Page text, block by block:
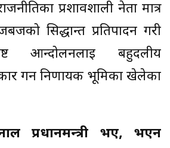
प्रशावशाली नेता मात्र
सिद्धान्त प्रतिपादन गरी
आन्दोलनलाई बहुदलीय
गर्न निर्णायक भूमिका खेलेका
प्रधानमन्त्री भए, भएन